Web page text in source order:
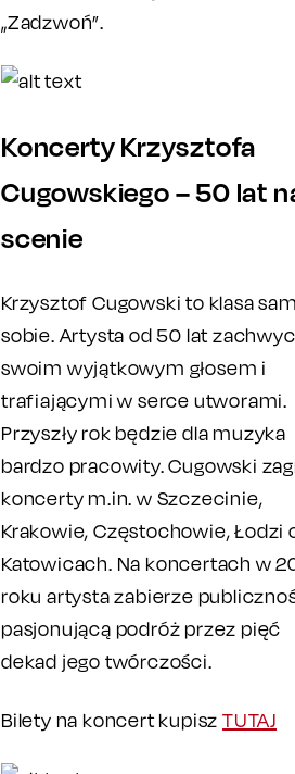
„Zadzwoń”.
Koncerty Krzysztofa
Cugowskiego – 50 lat
scenie
Krzysztof Cugowski to klasa
sobie. Artysta od 50 lat
swoim wyjątkowym głosem i
trafiającymi w serce utworami.
Przyszły rok będzie dla muzyka
bardzo pracowity. Cugowski
koncerty m.in. w Szczecinie,
Krakowie, Częstochowie, Łodzi
Katowicach. Na koncertach w
roku artysta zabierze
pasjonującą podróż przez pięć
dekad jego twórczości.
Bilety na koncert kupiszTUTAJ